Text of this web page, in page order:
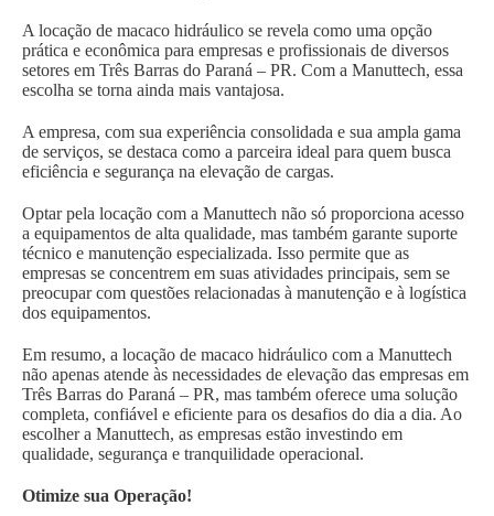
A locação de macaco hidráulico se revela como uma opção
prática e econômica para empresas e profissionais de diversos
setores em Três Barras do Paraná – PR. Com a Manuttech, essa
escolha se torna ainda mais vantajosa.
A empresa, com sua experiência consolidada e sua ampla gama
de serviços, se destaca como a parceira ideal para quem busca
eficiência e segurança na elevação de cargas.
Optar pela locação com a Manuttech não só proporciona acesso
a equipamentos de alta qualidade, mas também garante suporte
técnico e manutenção especializada. Isso permite que as
empresas se concentrem em suas atividades principais, sem se
preocupar com questões relacionadas à manutenção e à logística
dos equipamentos.
Em resumo, a locação de macaco hidráulico com a Manuttech
não apenas atende às necessidades de elevação das empresas em
Três Barras do Paraná – PR, mas também oferece uma solução
completa, confiável e eficiente para os desafios do dia a dia. Ao
escolher a Manuttech, as empresas estão investindo em
qualidade, segurança e tranquilidade operacional.
Otimize sua Operação!